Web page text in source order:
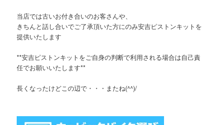
当店では古いお付き合いのお客さんや、
きちんと話し合いでご了承頂いた方にのみ安吉ピストンキットを
提供いたします
**安吉ピストンキットをご自身の判断で利用される場合は自己責
任でお願いいたします**
長くなったけどこの辺で・・・またね(^^)/